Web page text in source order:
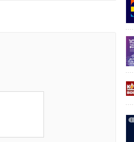
на весь 2016
на 3 февраля 2016